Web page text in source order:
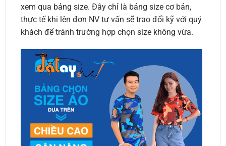
xem qua bảng size. Đây chỉ là bảng size cơ bản,
thực tế khi lên đơn NV tư vấn sẽ trao đổi kỹ với quý
khách để tránh trường hợp chọn size không vừa.